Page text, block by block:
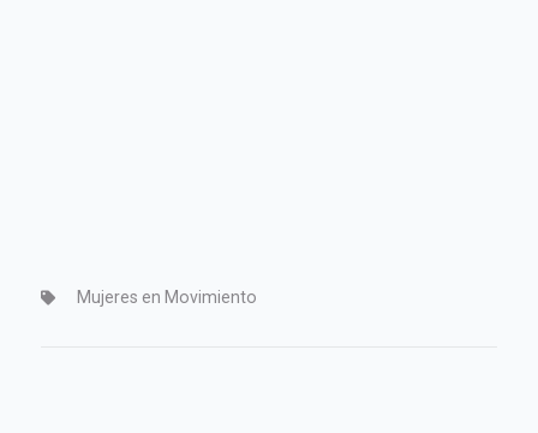
Mujeres en Movimiento